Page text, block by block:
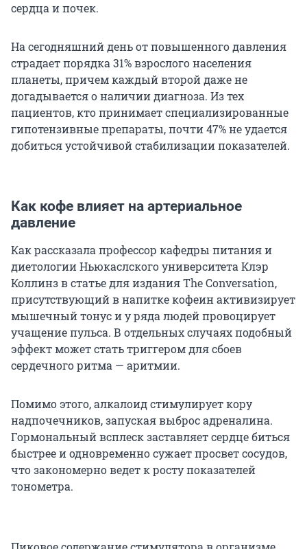
сердца и почек.
На сегодняшний день от повышенного давления
страдает порядка 31% взрослого населения
планеты, причем каждый второй даже не
догадывается о наличии диагноза. Из тех
пациентов, кто принимает специализированные
гипотензивные препараты, почти 47% не удается
добиться устойчивой стабилизации показателей.
Как кофе влияет на артериальное
давление
Как рассказала профессор кафедры питания и
диетологии Ньюкаслского университета Клэр
Коллинз в статье для издания The Conversation,
присутствующий в напитке кофеин активизирует
мышечный тонус и у ряда людей провоцирует
учащение пульса. В отдельных случаях подобный
эффект может стать триггером для сбоев
сердечного ритма — аритмии.
Помимо этого, алкалоид стимулирует кору
надпочечников, запуская выброс адреналина.
Гормональный всплеск заставляет сердце биться
быстрее и одновременно сужает просвет сосудов,
что закономерно ведет к росту показателей
тонометра.